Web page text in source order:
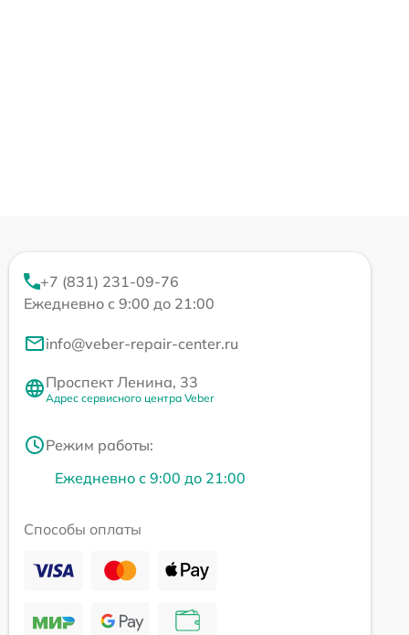
+7 (831) 231-09-76
Ежедневно с 9:00 до 21:00
info@veber-repair-center.ru
Проспект Ленина, 33
Адрес сервисного центра Veber
Режим работы:
Ежедневно с 9:00 до 21:00
Способы оплаты